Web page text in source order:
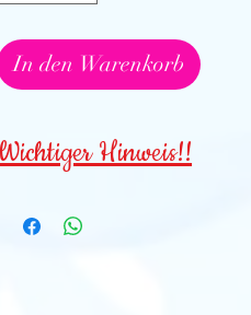
In den Warenkorb
Hinweis!!
3 Jahren NICHT geeignet